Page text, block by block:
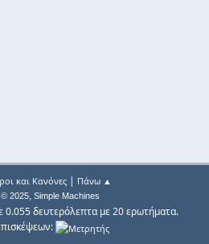
και Κανόνες| Πάνω ▲
2025, Simple Machines
0.055 δευτερόλεπτα με 20 ερωτήματα.